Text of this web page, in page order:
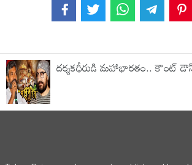
ద‌ర్శ‌క‌ధీరుడి మ‌హాభార‌తం.. కౌంట్ డౌన్